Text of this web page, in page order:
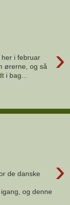
›
i februar
ørerne, og så
i bag...
›
de danske
og denne